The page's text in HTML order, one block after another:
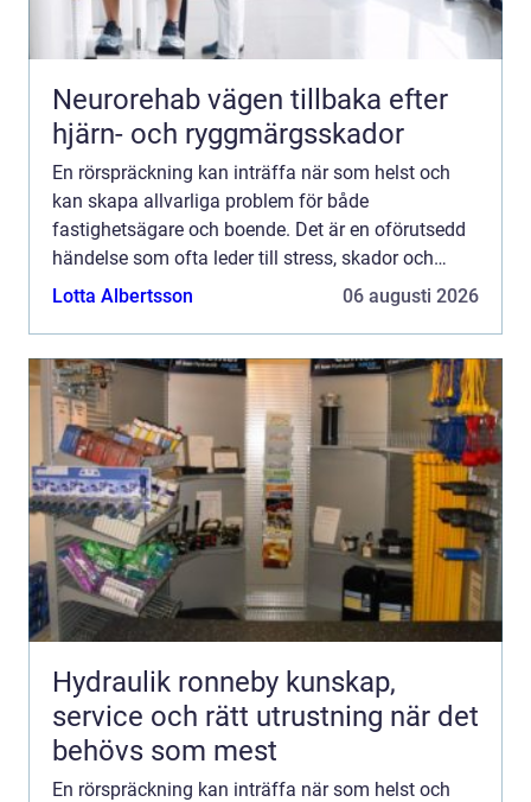
Neurorehab vägen tillbaka efter
hjärn- och ryggmärgsskador
En rörspräckning kan inträffa när som helst och
kan skapa allvarliga problem för både
fastighetsägare och boende. Det är en oförutsedd
händelse som ofta leder till stress, skador och
potentiellt h&ou...
Lotta Albertsson 06 augusti 2026
Hydraulik ronneby kunskap,
service och rätt utrustning när det
behövs som mest
En rörspräckning kan inträffa när som helst och